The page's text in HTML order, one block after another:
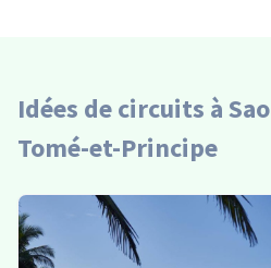
Idées de circuits à Sao
Tomé-et-Principe